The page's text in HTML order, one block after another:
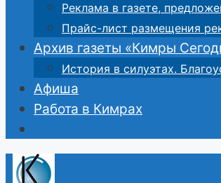
Реклама в газете,
Прайс-лист размещения
Архив газеты «Кимры
История в силуэтах.
Афиша
Работа в Кимрах